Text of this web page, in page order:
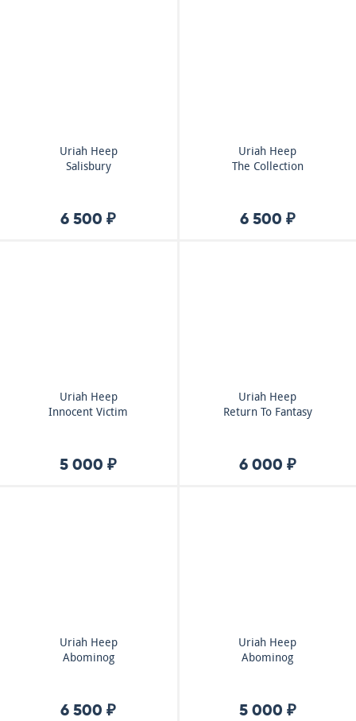
Uriah Heep
Salisbury
6 500 ₽
Uriah Heep
The Collection
6 500 ₽
Uriah Heep
Innocent Victim
5 000 ₽
Uriah Heep
Return To Fantasy
6 000 ₽
Uriah Heep
Abominog
6 500 ₽
Uriah Heep
Abominog
5 000 ₽